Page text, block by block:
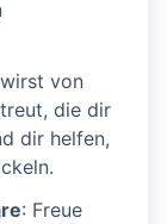
von
die dir
dir helfen,
: Freue